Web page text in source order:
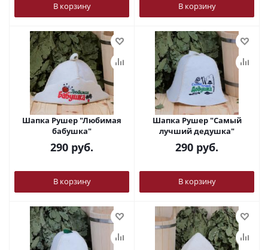
В корзину В корзину
Шапка Рушер "Любимая
бабушка"
290 руб.
В корзину
Шапка Рушер "Самый
лучший дедушка"
290 руб.
В корзину